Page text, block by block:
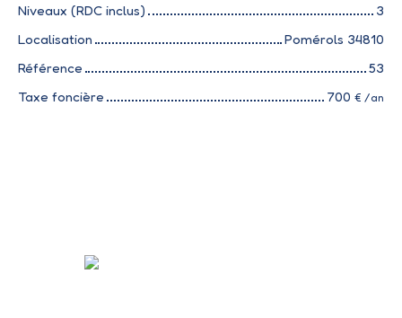
Niveaux (RDC inclus)
3
Localisation
Pomérols 34810
Référence
53
Taxe foncière
700 € /an